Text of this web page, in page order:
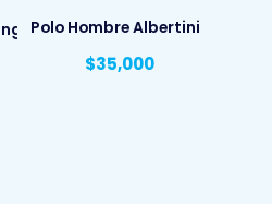
Corta
Polo Hombre Albertini
$35,000